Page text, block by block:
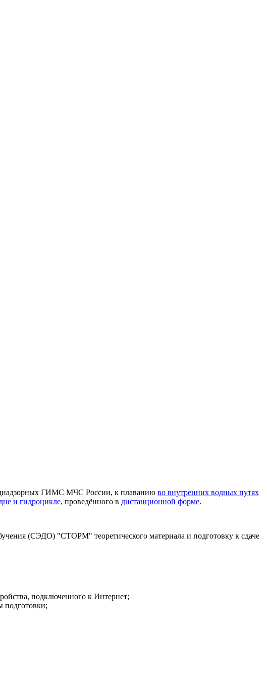
ГИМС МЧС России, к плаванию во внутренних водных путях
и гидроцикле, проведённого в дистанционной форме.
(СЭДО) "СТОРМ" теоретического материала и подготовку к сдаче
подключенного к Интернет;
подготовки;